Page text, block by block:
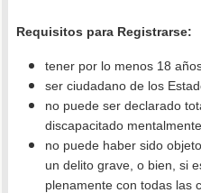
Requisitos para Registrarse:
tener por lo menos 18
ser ciudadano de los
no puede ser declarado
discapacitado
no puede haber sido
un delito grave, o bien, si
plenamente con todas las